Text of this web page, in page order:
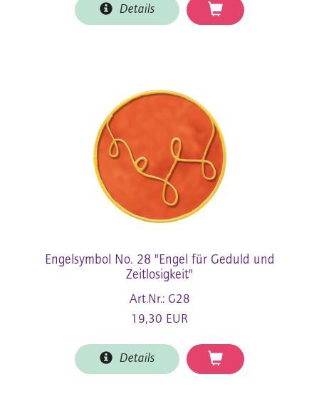
Details
Engelsymbol No. 28 "Engel für Geduld und
Zeitlosigkeit"
Art.Nr.: G28
19,30 EUR
Details